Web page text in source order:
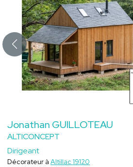
Jonathan GUILLOTEAU
ALTICONCEPT
Dirigeant
Décorateur à Altillac 19120